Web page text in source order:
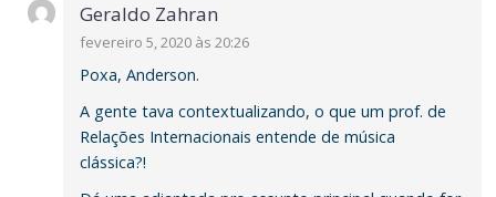
Geraldo Zahran
fevereiro 5, 2020 às 20:26
Poxa, Anderson.
A gente tava contextualizando, o que um prof. de
Relações Internacionais entende de música
clássica?!